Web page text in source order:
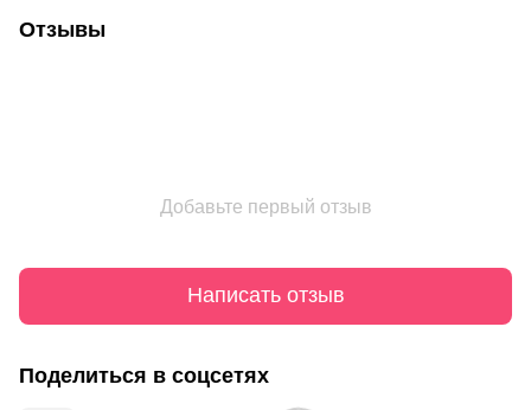
Отзывы
Добавьте первый отзыв
Написать отзыв
Поделиться в соцсетях